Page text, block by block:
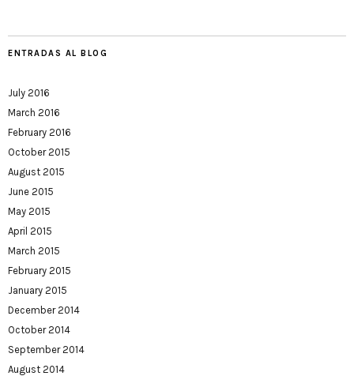
ENTRADAS AL BLOG
July 2016
March 2016
February 2016
October 2015
August 2015
June 2015
May 2015
April 2015
March 2015
February 2015
January 2015
December 2014
October 2014
September 2014
August 2014